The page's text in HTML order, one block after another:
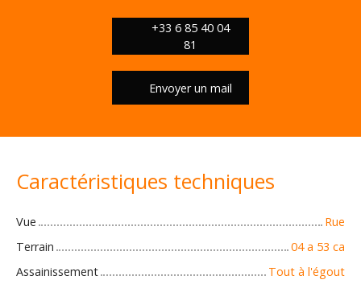
+33 6 85 40 04
81
Envoyer un mail
Caractéristiques techniques
Vue
Rue
Terrain
04 a 53 ca
Assainissement
Tout à l'égout